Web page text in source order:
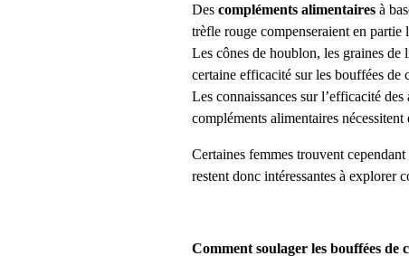
Des compléments alimentaires à
trèfle rouge compenseraient en
Les cônes de houblon, les graines
certaine efficacité sur les bouffées de
Les connaissances sur l’efficacité
compléments alimentaires
Certaines femmes trouvent
restent donc intéressantes à explorer
Comment soulager les bouffées de